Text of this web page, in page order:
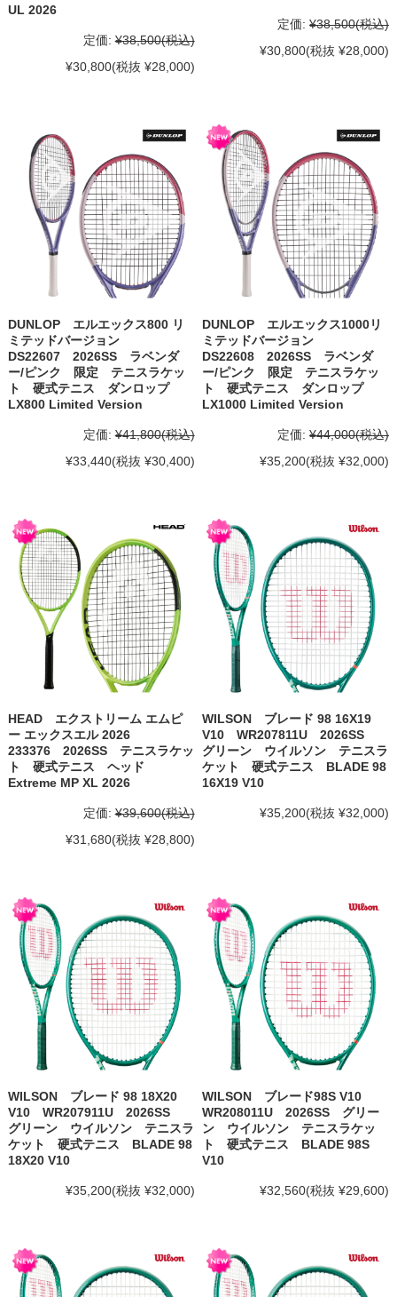
UL 2026
定価: ¥38,500(税込)
¥30,800(税抜 ¥28,000)
定価: ¥38,500(税込)
¥30,800(税抜 ¥28,000)
DUNLOP エルエックス800 リ
ミテッドバージョン
DS22607 2026SS ラベンダ
ー/ピンク 限定 テニスラケッ
ト 硬式テニス ダンロップ
LX800 Limited Version
定価: ¥41,800(税込)
¥33,440(税抜 ¥30,400)
DUNLOP エルエックス1000リ
ミテッドバージョン
DS22608 2026SS ラベンダ
ー/ピンク 限定 テニスラケッ
ト 硬式テニス ダンロップ
LX1000 Limited Version
定価: ¥44,000(税込)
¥35,200(税抜 ¥32,000)
HEAD エクストリーム エムピ
ー エックスエル 2026
233376 2026SS テニスラケッ
ト 硬式テニス ヘッド
Extreme MP XL 2026
定価: ¥39,600(税込)
¥31,680(税抜 ¥28,800)
WILSON ブレード 98 16X19
V10 WR207811U 2026SS
グリーン ウイルソン テニスラ
ケット 硬式テニス BLADE 98
16X19 V10
¥35,200(税抜 ¥32,000)
WILSON ブレード 98 18X20
V10 WR207911U 2026SS
グリーン ウイルソン テニスラ
ケット 硬式テニス BLADE 98
18X20 V10
¥35,200(税抜 ¥32,000)
WILSON ブレード98S V10
WR208011U 2026SS グリー
ン ウイルソン テニスラケッ
ト 硬式テニス BLADE 98S
V10
¥32,560(税抜 ¥29,600)